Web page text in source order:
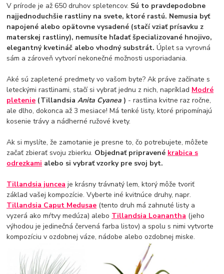
V prírode je až 650 druhov spletencov. Sú to pravdepodobne
najjednoduchšie rastliny na svete, ktoré rastú. Nemusia byť
napojené alebo opätovne vysadené (stačí vziať prísavku z
materskej rastliny), nemusíte hľadať špecializované hnojivo,
elegantný kvetináč alebo vhodný substrát.Úplet sa vyrovná
sám a zároveň vytvorí nekonečné možnosti usporiadania.
Aké sú zapletené predmety vo vašom byte? Ak práve začínate s
leteckými rastlinami, stačí si vybrať jednu z nich, napríklad Modré
pletenie (TillandsiaAnita Cyanea ) - rastlina kvitne raz ročne,
ale dlho, dokonca až 3 mesiace! Má tenké listy, ktoré pripomínajú
kosenie trávy a nádherné ružové kvety.
Ak si myslíte, že zamotanie je presne to, čo potrebujete, môžete
začať zbierať svoju zbierku. Objednať pripravené krabica s
odrezkami alebo si vybrať vzorky pre svoj byt.
Tillandsia juncea je krásny trávnatý lem, ktorý môže tvoriť
základ vašej kompozície. Vyberte iné kvitnúce druhy, napr.
Tillandsia Caput Medusae (tento druh má zahnuté listy a
vyzerá ako mŕtvy medúza) alebo Tillandsia Loanantha (jeho
výhodou je jedinečná červená farba listov) a spolu s nimi vytvorte
kompozíciu v ozdobnej váze, nádobe alebo ozdobnej miske.